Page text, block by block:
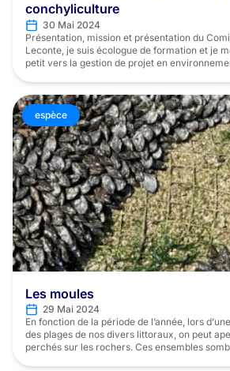
conchyliculture
30 Mai 2024
Présentation, mission et présentation du
Leconte, je suis écologue de formation et je
petit vers la gestion de projet en
espèce
Les moules
29 Mai 2024
En fonction de la période de l’année, lors
des plages de nos divers littoraux, on peut
perchés sur les rochers. Ces ensembles